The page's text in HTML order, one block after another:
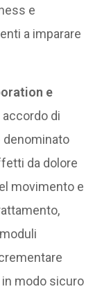
e
a imparare
e
accordo di
denominato
da dolore
movimento e
modo sicuro